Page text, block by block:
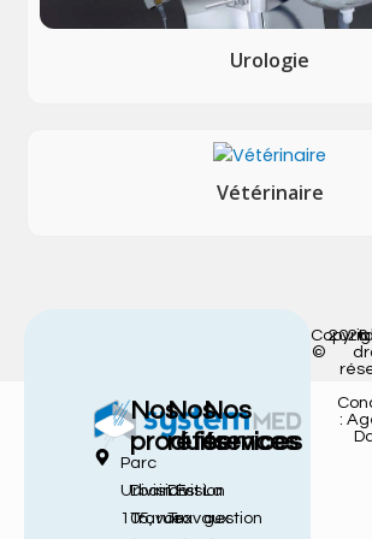
Urologie
Vétérinaire
Parc
Urbain Est
105, rue
Nos
produits
Division
Travaux
Nos
références
Division
Travaux
Nos
services
La
gestion
©
2026
: